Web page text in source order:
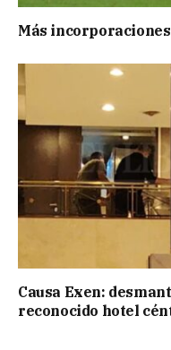
Más
Causa Exen:
reconocido hotel